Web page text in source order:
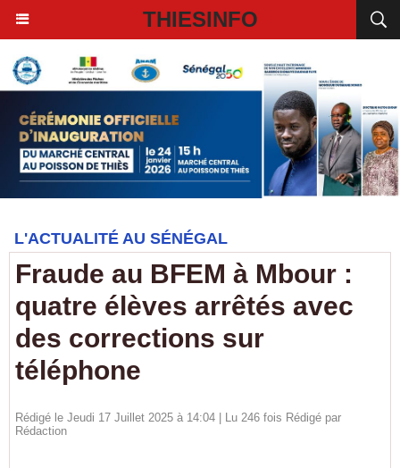
THIESINFO
L'ACTUALITÉ AU SÉNÉGAL
Fraude au BFEM à Mbour :
quatre élèves arrêtés avec
des corrections sur
téléphone
Rédigé le Jeudi 17 Juillet 2025 à 14:04 | Lu 246 fois Rédigé par
Rédaction